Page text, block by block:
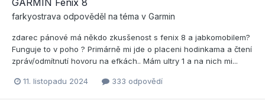
farkyostrava odpověděl na téma v Garmin
zdarec pánové má někdo zkusšenost s fenix 8 a jabkomobilem?
Funguje to v poho ? Primárně mi jde o placeni hodinkama a čtení
zpráv/odmítnutí hovoru na efkách.. Mám ultry 1 a na nich mi...
11. listopadu 2024 333 odpovědí